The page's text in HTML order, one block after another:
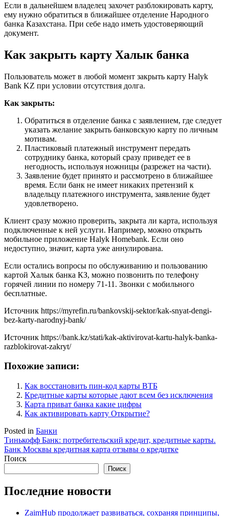
Если в дальнейшем владелец захочет разблокировать карту,
ему нужно обратиться в ближайшее отделение Народного
банка Казахстана. При себе надо иметь удостоверяющий
документ.
Как закрыть карту Халык банка
Пользователь может в любой момент закрыть карту Halyk
Bank KZ при условии отсутствия долга.
Как закрыть:
Обратиться в отделение банка с заявлением, где следует
указать желание закрыть банковскую карту по личным
мотивам.
Пластиковый платежный инструмент передать
сотруднику банка, который сразу приведет ее в
негодность, используя ножницы (разрежет на части).
Заявление будет принято и рассмотрено в ближайшее
время. Если банк не имеет никаких претензий к
владельцу платежного инструмента, заявление будет
удовлетворено.
Клиент сразу можно проверить, закрыта ли карта, используя
подключенные к ней услуги. Например, можно открыть
мобильное приложение Halyk Homebank. Если оно
недоступно, значит, карта уже аннулирована.
Если остались вопросы по обслуживанию и пользованию
картой Халык банка КЗ, можно позвонить по телефону
горячей линии по номеру 71-11. Звонки с мобильного
бесплатные.
Источник https://myrefin.ru/bankovskij-sektor/kak-snyat-dengi-
bez-karty-narodnyj-bank/
Источник https://bank.kz/stati/kak-aktivirovat-kartu-halyk-banka-
razblokirovat-zakryt/
Похожие записи:
Как восстановить пин-код карты ВТБ
Кредитные карты которые дают всем без исключения
Карта приват банка какие цифры
Как активировать карту Открытие?
Posted in Банки
Навигация
по
Тинькофф Банк: потребительский кредит, кредитные карты.
Банк Москвы кредитная карта отзывы о кредитке
Поиск
Поиск
Последние новости
ZaimHub продолжает развиваться, сохраняя принципы,